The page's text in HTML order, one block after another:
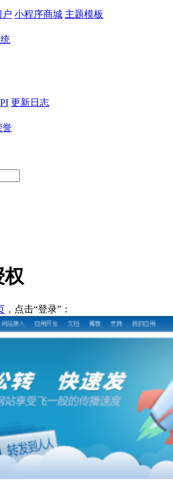
户 小程序商城 主题模板
更新日志
誉
权
，点击“登录”：